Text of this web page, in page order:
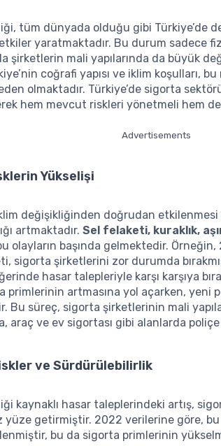
tüm dünyada olduğu gibi Türkiye’de
yaratmaktadır. Bu durum sadece
şirketlerin mali yapılarında da büyük
coğrafi yapısı ve iklim koşulları,
olmaktadır. Türkiye’de sigorta
hem mevcut riskleri yönetmeli hem
Advertisements
Yükselişi
değişikliğinden doğrudan
artmaktadır.Sel felaketi, kuraklık,
olayların başında gelmektedir. Örneğin,
sigorta şirketlerini zor durumda
hasar talepleriyle karşı karşıya
primlerinin artmasına yol açarken, yeni
Bu süreç, sigorta şirketlerinin mali
araç ve ev sigortası gibi alanlarda poliçe
ve Sürdürülebilirlik
kaynaklı hasar taleplerindeki artış,
yüze getirmiştir. 2022 verilerine göre, bu
bu da sigorta primlerinin